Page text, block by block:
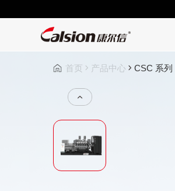
首页 产品中心 CSC 系列